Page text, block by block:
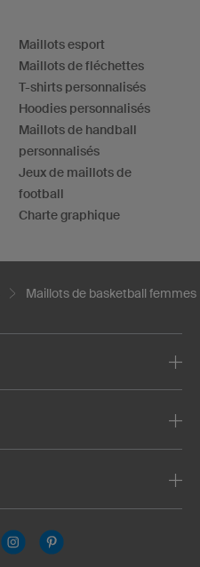
Maillots esport
Maillots de fléchettes
T-shirts personnalisés
Hoodies personnalisés
Maillots de handball
personnalisés
Jeux de maillots de
football
Charte graphique
Maillots de basketball femmes